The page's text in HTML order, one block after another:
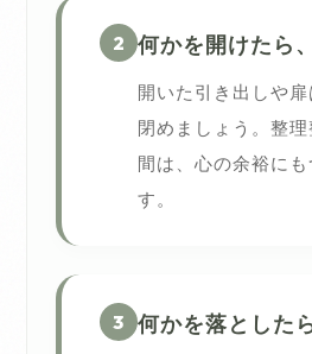
2 何かを開けたら
開いた引き出しや
閉めましょう。整
間は、心の余裕にも
す。
3 何かを落とした